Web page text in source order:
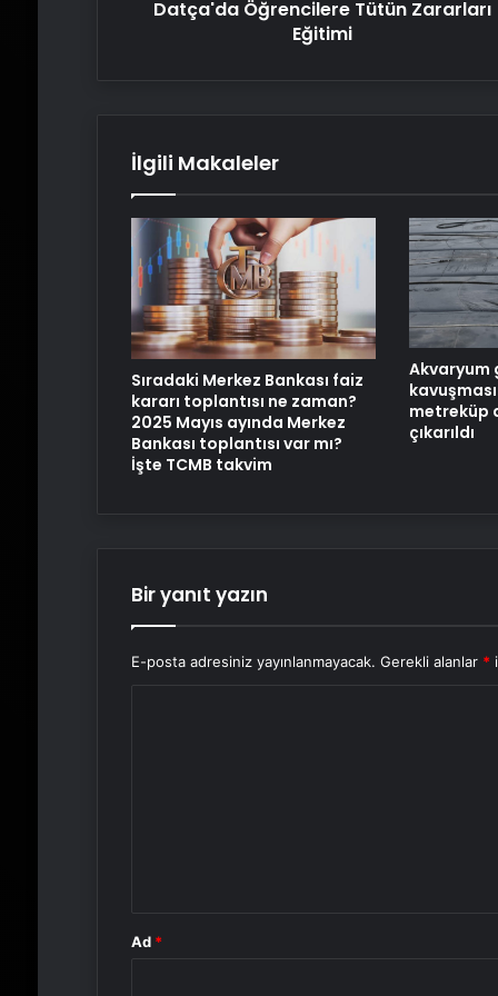
Datça'da Öğrencilere Tütün Zararları
Eğitimi
İlgili Makaleler
Sıradaki Merkez Bankası faiz
kararı toplantısı ne zaman?
2025 Mayıs ayında Merkez
Bankası toplantısı var mı?
İşte TCMB takvim
Akvaryum
metreküp
çıkarıldı
Bir yanıt yazın
E-posta adresiniz yayınlanmayacak. Gerekli alanlar *
Ad *